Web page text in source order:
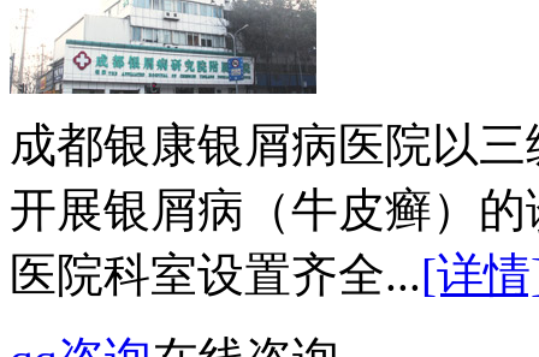
成都银康银屑病医院以
开展银屑病（牛皮癣）
医院科室设置齐全...[详